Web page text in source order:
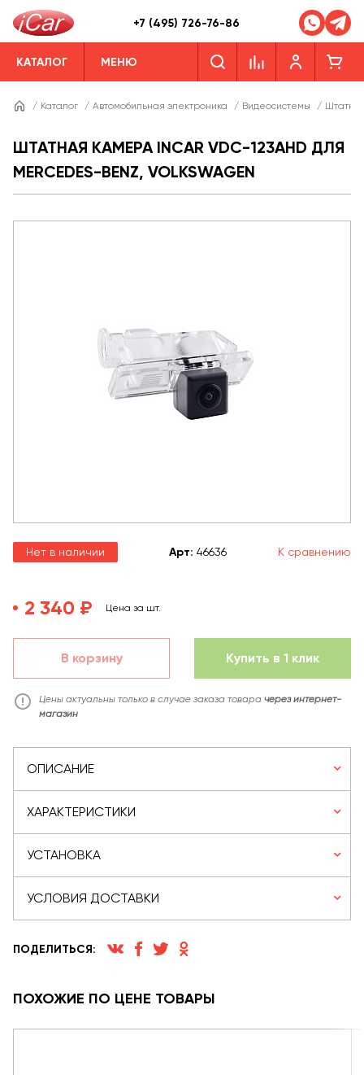
+7 (495) 726-76-86
КАТАЛОГ МЕНЮ
/ Каталог / Автомобильная электроника / Видеосистемы /
ШТАТНАЯ КАМЕРА INCAR VDC-123AHD ДЛЯ
MERCEDES-BENZ, VOLKSWAGEN
Нет в наличии Арт: 46636 К сравнению
2 340 ₽ Цена за шт.
В корзину Купить в 1 клик
Цены актуальны только в случае заказа товара через интернет-
магазин
ОПИСАНИЕ
ХАРАКТЕРИСТИКИ
УСТАНОВКА
УСЛОВИЯ ДОСТАВКИ
ПОДЕЛИТЬСЯ:
ПОХОЖИЕ ПО ЦЕНЕ ТОВАРЫ